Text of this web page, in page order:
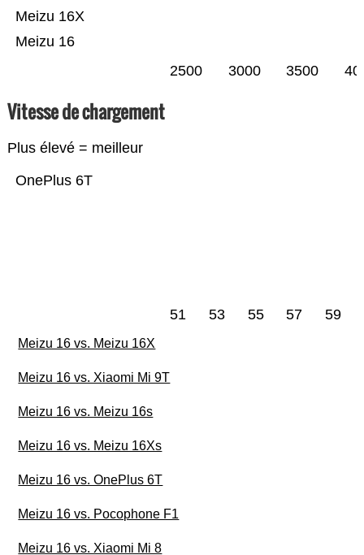
Meizu 16
Meizu 16X
2500 3000 3500
Vitesse de chargement
Plus élevé = meilleur
OnePlus 6T
51 53 55 57 59
Meizu 16 vs. Meizu 16X
Meizu 16 vs. Xiaomi Mi 9T
Meizu 16 vs. Meizu 16s
Meizu 16 vs. Meizu 16Xs
Meizu 16 vs. OnePlus 6T
Meizu 16 vs. Pocophone F1
Meizu 16 vs. Xiaomi Mi 8